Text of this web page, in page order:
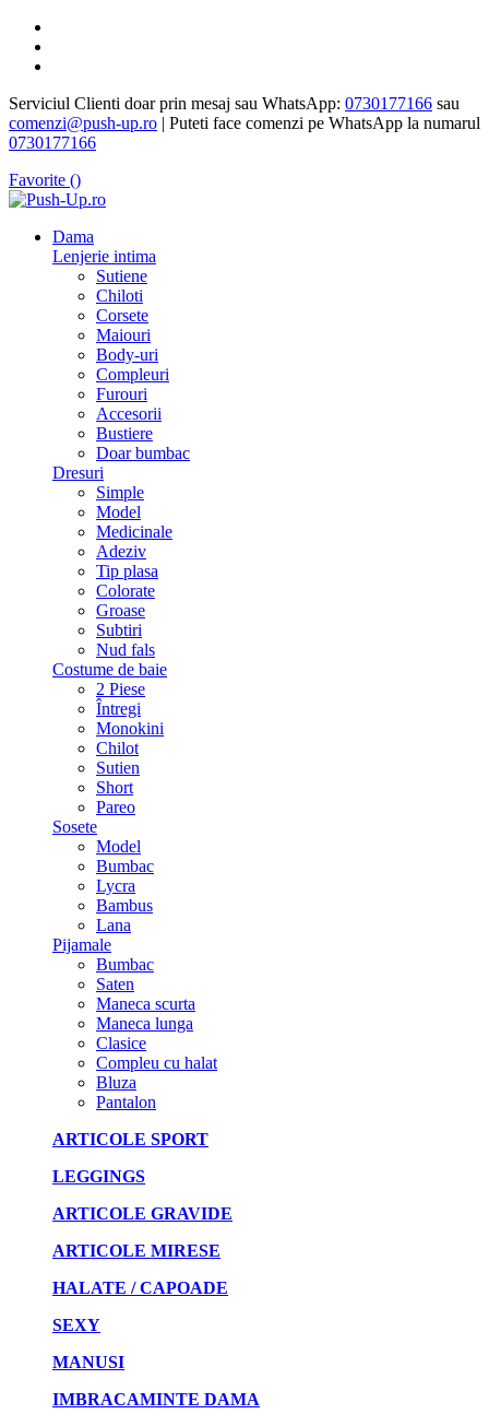
Serviciul Clienti doar prin mesaj sau WhatsApp: 0730177166 sau
comenzi@push-up.ro | Puteti face comenzi pe WhatsApp la numarul
0730177166
Favorite ()
Dama
Lenjerie intima
Sutiene
Chiloti
Corsete
Maiouri
Body-uri
Compleuri
Furouri
Accesorii
Bustiere
Doar bumbac
Dresuri
Simple
Model
Medicinale
Adeziv
Tip plasa
Colorate
Groase
Subtiri
Nud fals
Costume de baie
2 Piese
Întregi
Monokini
Chilot
Sutien
Short
Pareo
Sosete
Model
Bumbac
Lycra
Bambus
Lana
Pijamale
Bumbac
Saten
Maneca scurta
Maneca lunga
Clasice
Compleu cu halat
Bluza
Pantalon
ARTICOLE SPORT
LEGGINGS
ARTICOLE GRAVIDE
ARTICOLE MIRESE
HALATE / CAPOADE
SEXY
MANUSI
IMBRACAMINTE DAMA